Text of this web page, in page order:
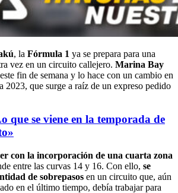
, la Fórmula 1 ya se prepara para una
vez en un circuito callejero. Marina Bay
fin de semana y lo hace con un cambio en
2023, que surge a raíz de un expreso pedido
que se viene en la temporada de
con la incorporación de una cuarta zona
entre las curvas 14 y 16. Con ello, se
de sobrepasos en un circuito que, aún
en el último tiempo, debía trabajar para